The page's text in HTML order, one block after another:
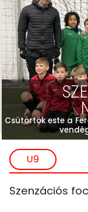
Csütörtök este a
U9
Szenzációs